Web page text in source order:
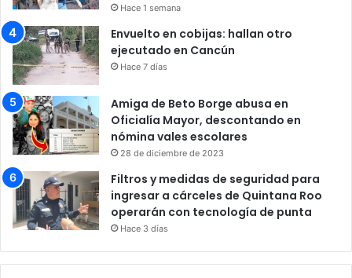
Hace 1 semana
Envuelto en cobijas: hallan otro
ejecutado en Cancún
Hace 7 días
Amiga de Beto Borge abusa en
Oficialía Mayor, descontando en
nómina vales escolares
28 de diciembre de 2023
Filtros y medidas de seguridad para
ingresar a cárceles de Quintana Roo
operarán con tecnología de punta
Hace 3 días